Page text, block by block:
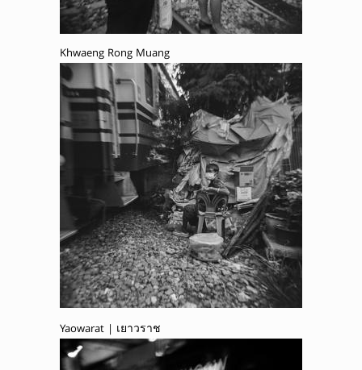
Khwaeng Rong Muang
Yaowarat | เยาวราช